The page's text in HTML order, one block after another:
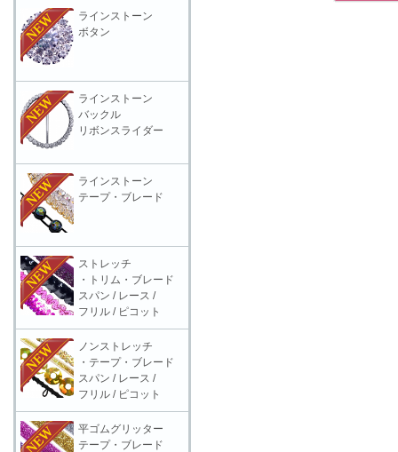
ラインストーン
ボタン
ラインストーン
バックル
リボンスライダー
ラインストーン
テープ・ブレード
ストレッチ
・トリム・ブレード
スパン / レース /
フリル / ピコット
ノンストレッチ
・テープ・ブレード
スパン / レース /
フリル / ピコット
平ゴムグリッター
テープ・ブレード